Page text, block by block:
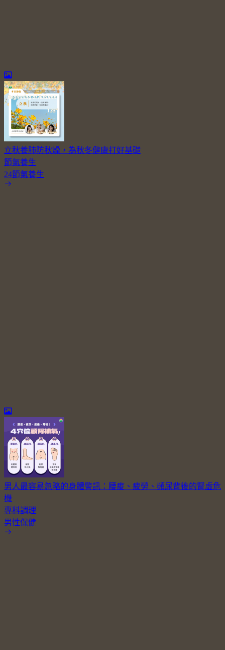
立秋養肺防秋燥，為秋冬健康打好基礎
節氣養生
24節氣養生
男人最容易忽略的身體警訊：腰痠、疲勞、頻尿背後的腎虛危
機
專科調理
男性保健